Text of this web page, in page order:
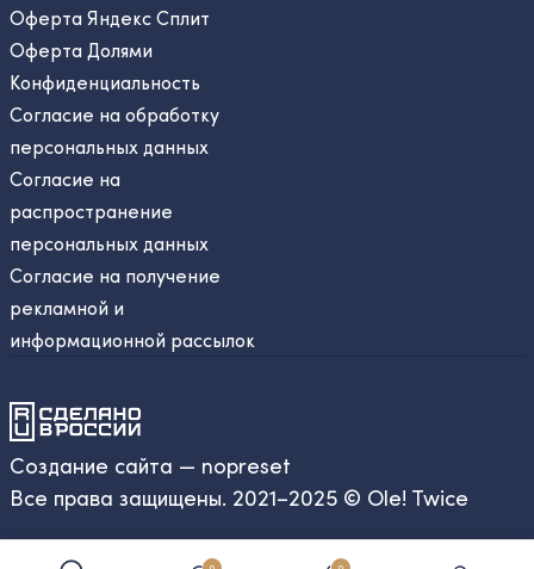
Оферта Яндекс Сплит
Оферта Долями
Конфиденциальность
Согласие на обработку
персональных данных
Согласие на
распространение
персональных данных
Согласие на получение
рекламной и
информационной рассылок
Создание сайта — nopreset
Все права защищены. 2021–2025 © Ole! Twice